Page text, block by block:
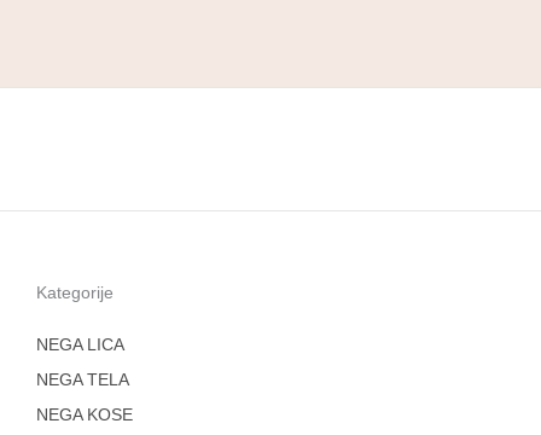
Kategorije
NEGA LICA
NEGA TELA
NEGA KOSE